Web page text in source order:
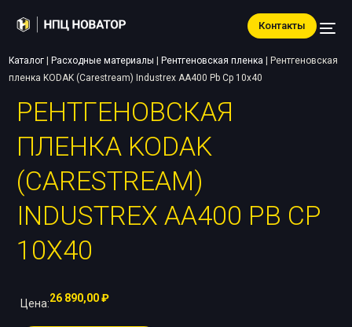
Контакты
Каталог Расходные материалы Рентгеновская пленка
Рентгеновская
пленка KODAK (Carestream) Industrex AA400 Pb Cp 10х40
РЕНТГЕНОВСКАЯ
ПЛЕНКА KODAK
(CARESTREAM)
INDUSTREX AA400 PB CP
10Х40
Цена:26 890,00₽